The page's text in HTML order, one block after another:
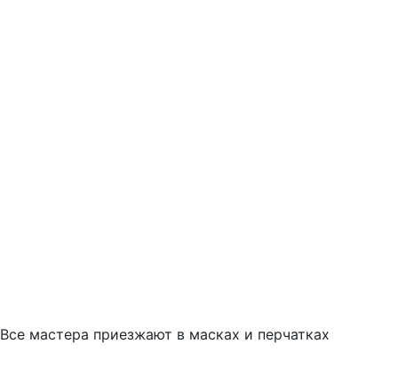
Все мастера приезжают в масках и перчатках